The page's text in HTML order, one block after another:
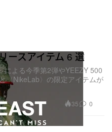
ースアイテム 6 選
による今季第2弾やYEEZY 500
〈NikeLab〉の限定アイテムが
35 0